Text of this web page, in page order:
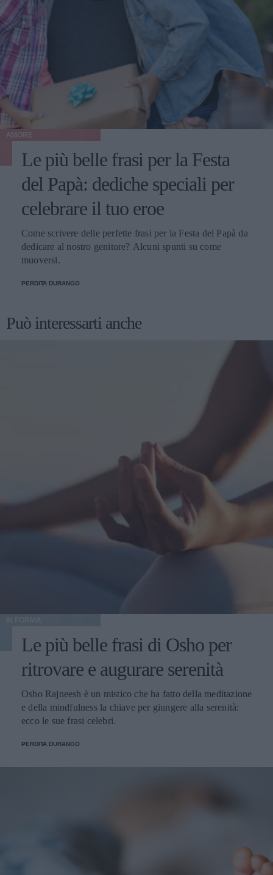
AMORE
Le più belle frasi per la Festa
del Papà: dediche speciali per
celebrare il tuo eroe
Come scrivere delle perfette frasi per la Festa del Papà da
dedicare al nostro genitore? Alcuni spunti su come
muoversi.
PERDITA DURANGO
Può interessarti anche
Le più belle frasi di Osho per
ritrovare e augurare serenità
Osho Rajneesh è un mistico che ha fatto della meditazione
e della mindfulness la chiave per giungere alla serenità:
ecco le sue frasi celebri.
PERDITA DURANGO